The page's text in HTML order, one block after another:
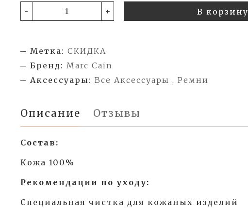
- + В корзину
Метка: СКИДКА
Бренд: Marc Cain
Аксессуары: Все Аксессуары , Ремни
Описание Отзывы
Состав:
Кожа 100%
Рекомендации по уходу:
Специальная чистка для кожаных изделий